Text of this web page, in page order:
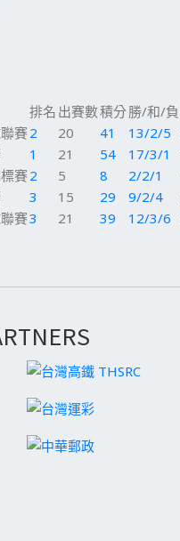
排名 出賽數積分勝/和/負
賽2 20 41 13/2/5
1 21 54 17/3/1
賽2 5 8 2/2/1
3 15 29 9/2/4
賽3 21 39 12/3/6